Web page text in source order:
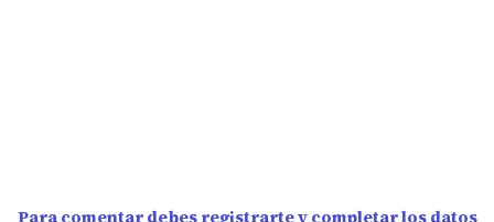
Para comentar debes registrarte y completar los datos